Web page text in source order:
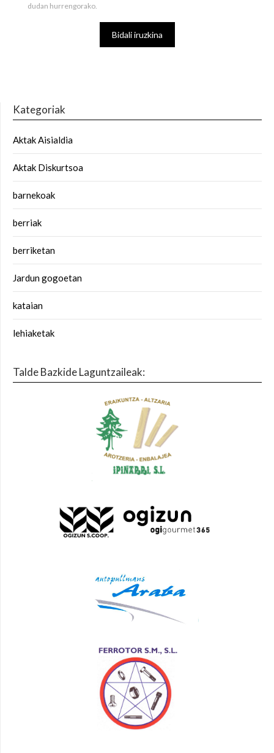
dudan hurrengorako.
Kategoriak
Aktak Aisialdia
Aktak Diskurtsoa
barnekoak
berriak
berriketan
Jardun gogoetan
kataian
lehiaketak
Talde Bazkide Laguntzaileak: